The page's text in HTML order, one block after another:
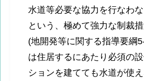
水道等必要な協力を行なわな
という、極めて強力な制裁
(地開発等に関する指導要綱
は住居するにあたり必須の
ションを建てても水道が使